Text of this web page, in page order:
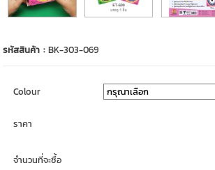
รหัสสินค้า :BK-303-069
Colour
ราคา
จำนวนที่จะซื้อ